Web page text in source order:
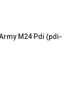
M24 Pdi (pdi-